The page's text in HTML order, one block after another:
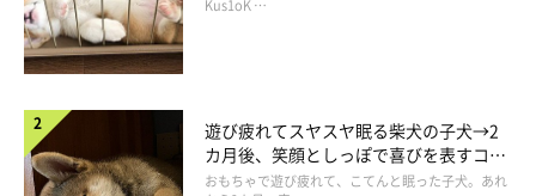
長！
Kus1oK …
遊び疲れてスヤスヤ眠る柴犬の子犬→2
カ月後、笑顔としっぽで喜びを表すコに
成長！
おもちゃで遊び疲れて、こてんと眠った子犬。あれ